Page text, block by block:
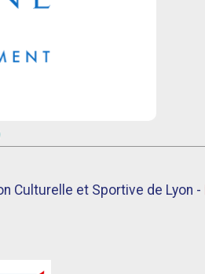
Culturelle et Sportive de Lyon -